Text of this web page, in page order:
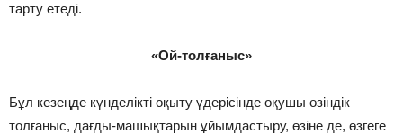
тарту етеді.
«Ой-толғаныс»
Бұл кезеңде күнделікті оқыту үдерісінде оқушы өзіндік
толғаныс, дағды-машықтарын ұйымдастыру, өзіне де, өзгеге